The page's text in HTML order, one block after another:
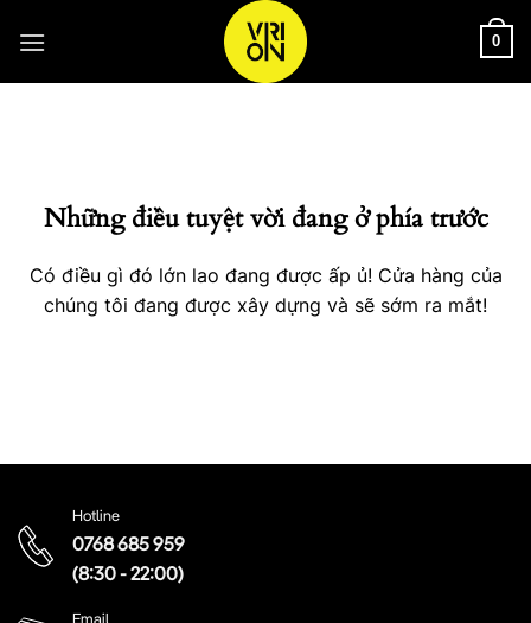
qua
0
Những điều tuyệt vời đang ở phía trước
Có điều gì đó lớn lao đang được ấp ủ! Cửa hàng của
chúng tôi đang được xây dựng và sẽ sớm ra mắt!
Hotline
0768 685 959
(8:30 - 22:00)
Email